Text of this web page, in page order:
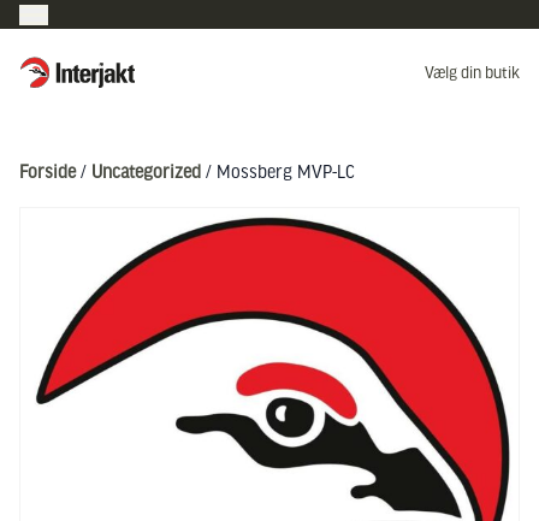
Interjakt DK Vælg din butik
Forside/ Uncategorized / Mossberg MVP-LC